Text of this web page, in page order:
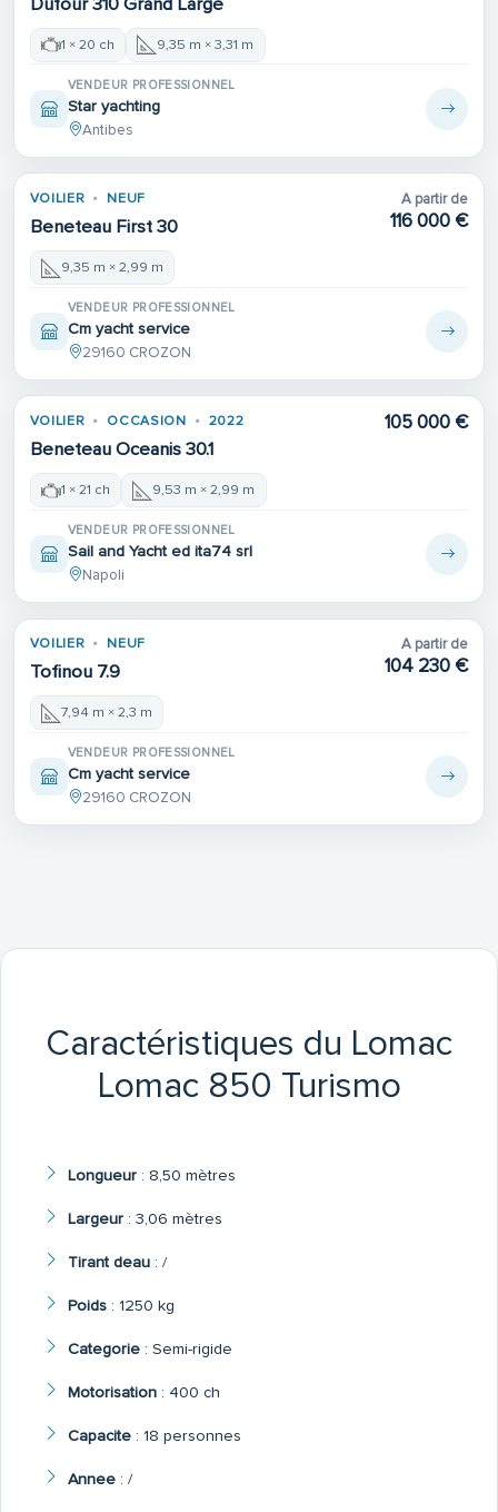
1 × 20 ch 9,35 m × 3,31 m
VENDEUR PROFESSIONNEL
Star yachting
Antibes
VOILIER NEUF
Beneteau First 30
A partir de
116 000 €
9,35 m × 2,99 m
VENDEUR PROFESSIONNEL
Cm yacht service
29160 CROZON
VOILIER OCCASION 2022
Beneteau Oceanis 30.1
105 000 €
1 × 21 ch 9,53 m × 2,99 m
VENDEUR PROFESSIONNEL
Sail and Yacht ed ita74 srl
Napoli
VOILIER NEUF
Tofinou 7.9
A partir de
104 230 €
7,94 m × 2,3 m
VENDEUR PROFESSIONNEL
Cm yacht service
29160 CROZON
Caractéristiques du Lomac
Lomac 850 Turismo
Longueur: 8,50 mètres
Largeur: 3,06 mètres
Tirant deau: /
Poids: 1250 kg
Categorie: Semi-rigide
Motorisation: 400 ch
Capacite: 18 personnes
Annee: /